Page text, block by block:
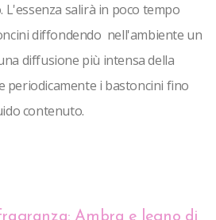
L'essenza salirà in poco tempo
diffondendo  nell'ambiente un
diffusione più intensa della
periodicamente i bastoncini fino
contenuto.
Ambra e legno di